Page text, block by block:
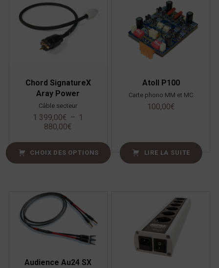
Chord SignatureX
Aray Power
Câble secteur
1 399,00€ – 1
880,00€
CHOIX DES OPTIONS
Atoll P100
Carte phono MM et MC
100,00€
LIRE LA SUITE
Audience Au24 SX